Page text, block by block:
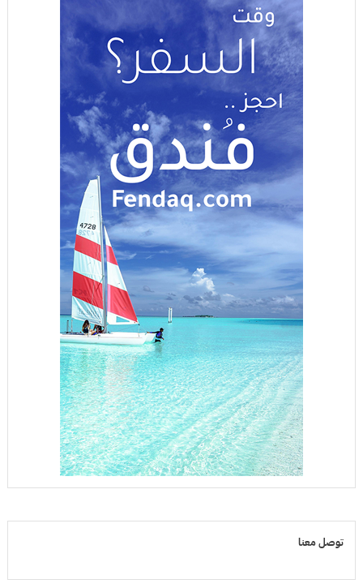
توصل معنا